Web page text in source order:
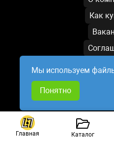
Главная Каталог
Как
Условия
Написать
База обновлена:
Мы используем
Понятно